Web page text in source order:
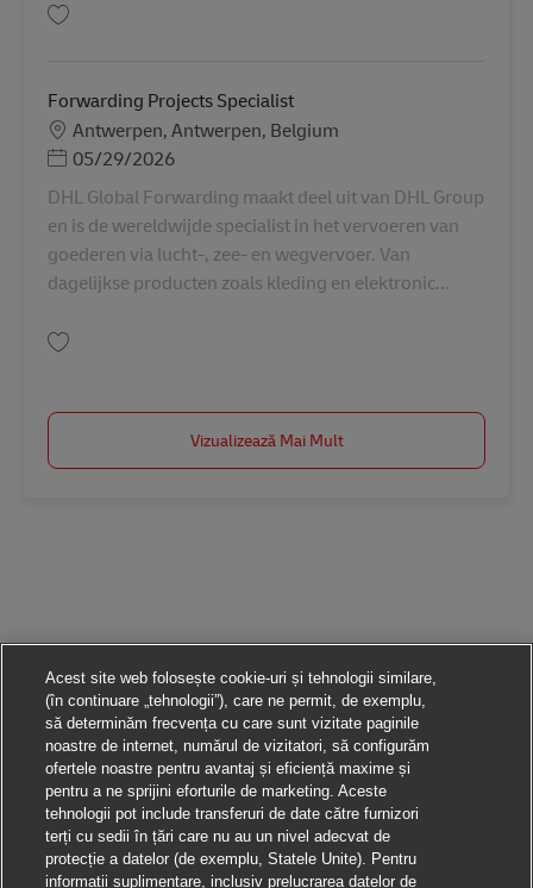
Forwarding Projects Specialist
Locație
Antwerpen, Antwerpen, Belgium
Posted Date
05/29/2026
DHL Global Forwarding maakt deel uit van DHL Group
en is de wereldwijde specialist in het vervoeren van
goederen via lucht-, zee- en wegvervoer. Van
dagelijkse producten zoals kleding en elektronic...
Vizualizează Mai Mult
Acest site web folosește cookie-uri și tehnologii similare,
(în continuare „tehnologii”), care ne permit, de exemplu,
să determinăm frecvența cu care sunt vizitate paginile
noastre de internet, numărul de vizitatori, să configurăm
ofertele noastre pentru avantaj și eficiență maxime și
pentru a ne sprijini eforturile de marketing. Aceste
tehnologii pot include transferuri de date către furnizori
terți cu sedii în țări care nu au un nivel adecvat de
protecție a datelor (de exemplu, Statele Unite). Pentru
informații suplimentare, inclusiv prelucrarea datelor de